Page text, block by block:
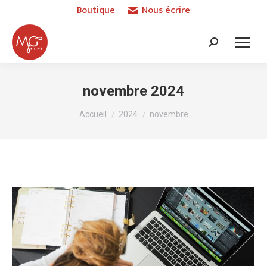
Boutique Nous écrire
Recherche
novembre 2024
Vous êtes ici :
Accueil 2024 novembre